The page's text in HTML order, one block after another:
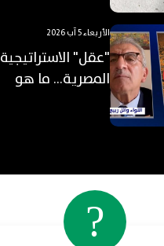
الأربعاء 5 آب 2026
"عقل" الاستراتيجية
المصرية... ما هو
?